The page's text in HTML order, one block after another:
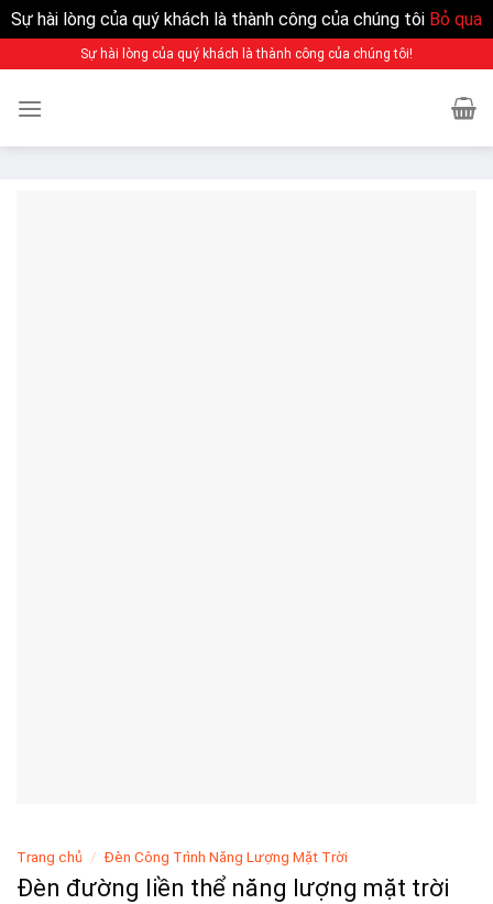
Sự hài lòng của quý khách là thành công của chúng tôi Bỏ qua
Sự hài lòng của quý khách là thành công của chúng tôi!
Trang chủ / Đèn Công Trình Năng Lượng Mặt Trời
Đèn đường liền thể năng lượng mặt trời